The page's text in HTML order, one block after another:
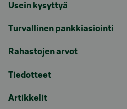
Usein kysyttyä
Turvallinen pankkiasiointi
Rahastojen arvot
Tiedotteet
Artikkelit